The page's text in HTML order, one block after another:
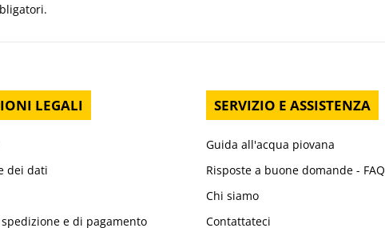
LEGALI
dei dati
e di pagamento
SERVIZIO E ASSISTENZA
Guida all'acqua piovana
Risposte a buone domande - FAQ
Chi siamo
Contattateci